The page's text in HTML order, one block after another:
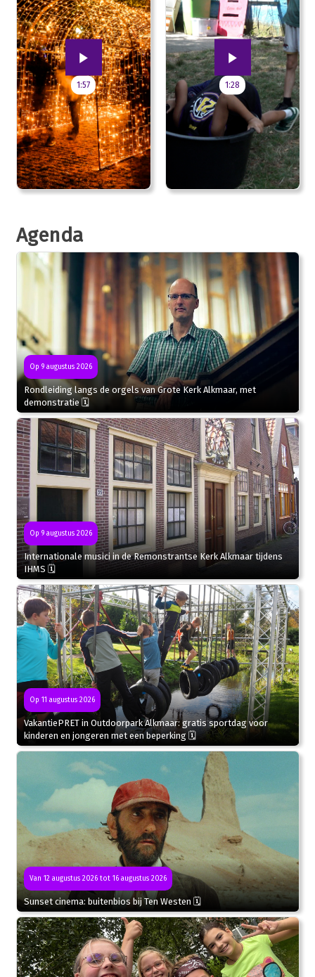
1:57 1:28
Agenda
Op 9 augustus 2026
Rondleiding langs de orgels van Grote Kerk Alkmaar, met
demonstratie 🗓
Op 9 augustus 2026
Internationale musici in de Remonstrantse Kerk Alkmaar tijdens
IHMS 🗓
Op 11 augustus 2026
VakantiePRET in Outdoorpark Alkmaar: gratis sportdag voor
kinderen en jongeren met een beperking 🗓
Van 12 augustus 2026 tot 16 augustus 2026
Sunset cinema: buitenbios bij Ten Westen 🗓